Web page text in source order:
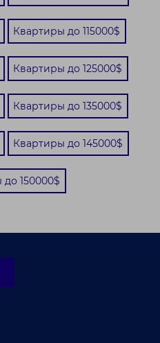
Квартиры до 115000$
Квартиры до 125000$
Квартиры до 135000$
Квартиры до 145000$
150000$